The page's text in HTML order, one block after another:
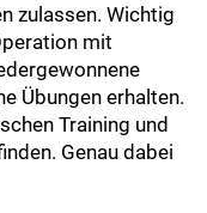
zulassen. Wichtig
mit
Übungen erhalten.
Training und
Genau dabei